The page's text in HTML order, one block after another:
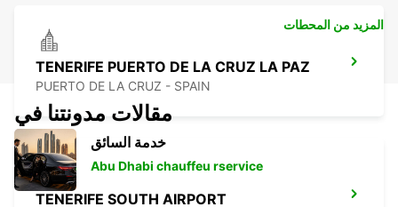
TENERIFE PUERTO DE LA CRUZ LA PAZ
PUERTO DE LA CRUZ - SPAIN
TENERIFE SOUTH AIRPORT
المزيد من المحطات
مقالات مدونتنا في
خدمة السائق
Abu Dhabi chauffeu rservice